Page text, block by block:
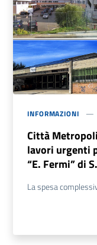
INFORMAZIONI
Città
lavori urgenti
“E. Fermi” di
La spesa